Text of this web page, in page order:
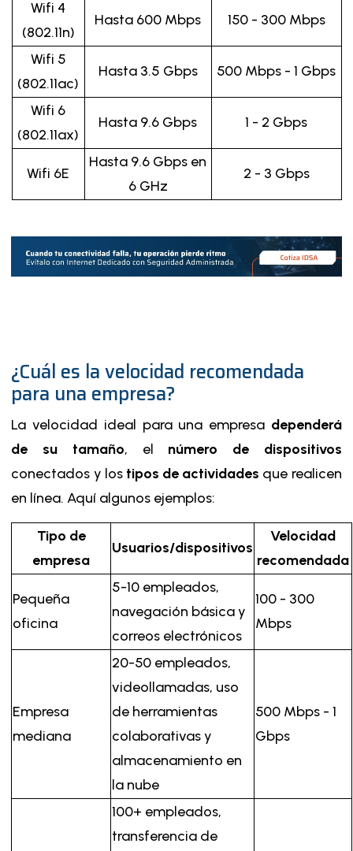
Wifi 4
(802.11n)
Hasta 600 Mbps 150 - 300 Mbps
Wifi 5
(802.11ac)
Hasta 3.5 Gbps 500 Mbps - 1 Gbps
Wifi 6
(802.11ax)
Hasta 9.6 Gbps 1 - 2 Gbps
Wifi 6E
Hasta 9.6 Gbps en
6 GHz
2 - 3 Gbps
¿Cuál es la velocidad recomendada
para una empresa?
La velocidad ideal para una empresa dependerá
de su tamaño, el número de dispositivos
conectados y los tipos de actividades que realicen
en línea. Aquí algunos ejemplos:
Tipo de
empresa
Usuarios/dispositivos
Velocidad
recomendada
Pequeña
oficina
5-10 empleados,
navegación básica y
correos electrónicos
100 - 300
Mbps
Empresa
mediana
20-50 empleados,
videollamadas, uso
de herramientas
colaborativas y
almacenamiento en
la nube
500 Mbps - 1
Gbps
100+ empleados,
transferencia de